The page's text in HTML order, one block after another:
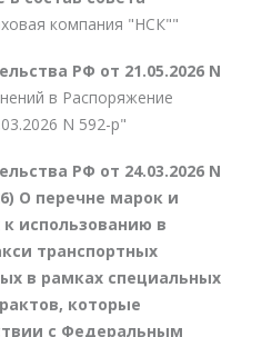
компания "НСК""
РФ от 21.05.2026 N
в Распоряжение
N 592-р"
РФ от 24.03.2026 N
О перечне марок и
использованию в
транспортных
в рамках специальных
которые
с Федеральным